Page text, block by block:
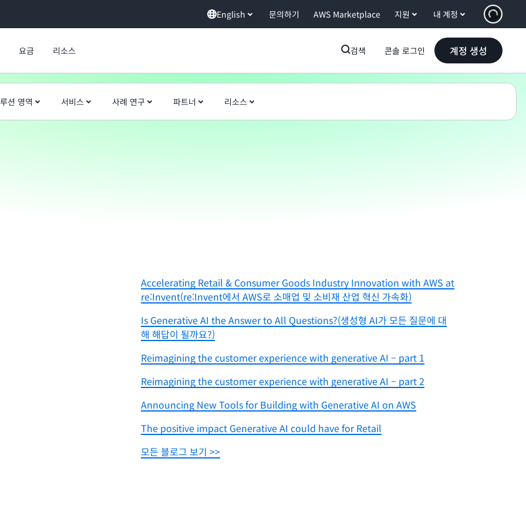
English 문의하기 AWS Marketplace 지원 내 계정
요금 리소스 검색 콘솔 로그인 계정 생성
션 영역 서비스 사례 연구 파트너 리소스
Accelerating Retail & Consumer Goods Industry Innovation with AWS at
re:Invent(re:Invent에서 AWS로 소매업 및 소비재 산업 혁신 가속화)
Is Generative AI the Answer to All Questions?(생성형 AI가 모든 질문에 대
해 해답이 될까요?)
Reimagining the customer experience with generative AI – part 1
Reimagining the customer experience with generative AI – part 2
Announcing New Tools for Building with Generative AI on AWS
The positive impact Generative AI could have for Retail
모든 블로그 보기 >>